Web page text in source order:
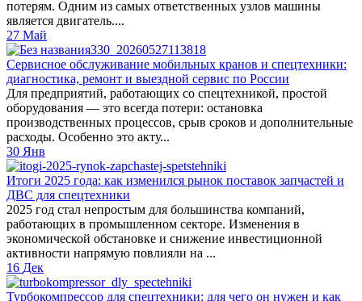
потерям. Одним из самых ответственных узлов машины
является двигатель....
27 Май
Сервисное обслуживание мобильных кранов и спецтехники:
диагностика, ремонт и выездной сервис по России
Для предприятий, работающих со спецтехникой, простой
оборудования — это всегда потери: остановка
производственных процессов, срыв сроков и дополнительные
расходы. Особенно это акту...
30 Янв
Итоги 2025 года: как изменился рынок поставок запчастей и
ДВС для спецтехники
2025 год стал непростым для большинства компаний,
работающих в промышленном секторе. Изменения в
экономической обстановке и снижение инвестиционной
активности напрямую повлияли на ...
16 Дек
Турбокомпрессор для спецтехники: для чего он нужен и как